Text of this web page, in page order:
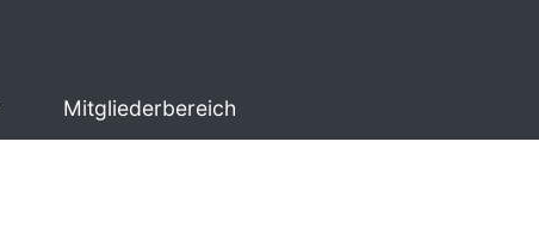
Mitgliederbereich